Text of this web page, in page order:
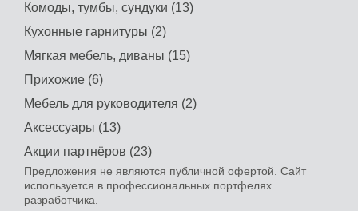
Комоды, тумбы, сундуки (13)
Кухонные гарнитуры (2)
Мягкая мебель, диваны (15)
Прихожие (6)
Мебель для руководителя (2)
Аксессуары (13)
Акции партнёров (23)
Предложения не являются публичной офертой. Сайт
используется в профессиональных портфелях
разработчика.